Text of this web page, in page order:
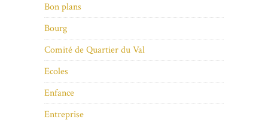
Bon plans
Bourg
Comité de Quartier du Val
Ecoles
Enfance
Entreprise